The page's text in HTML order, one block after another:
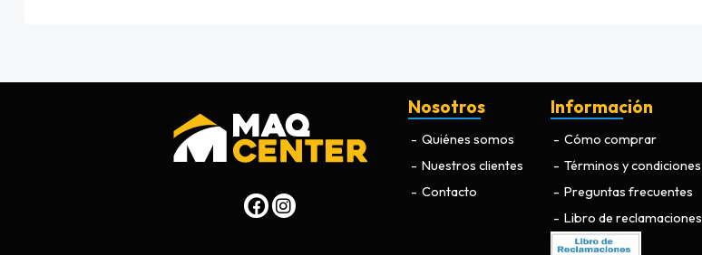
Nosotros
Quiénes somos
Nuestros clientes
Contacto
Información
Cómo comprar
Términos y condiciones
Preguntas frecuentes
Libro de reclamaciones